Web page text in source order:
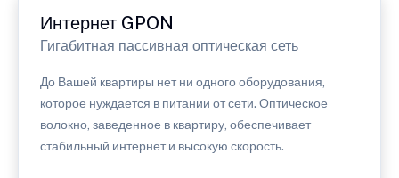
Интернет GPON
Гигабитная пассивная оптическая сеть
До Вашей квартиры нет ни одного оборудования,
которое нуждается в питании от сети. Оптическое
волокно, заведенное в квартиру, обеспечивает
стабильный интернет и высокую скорость.